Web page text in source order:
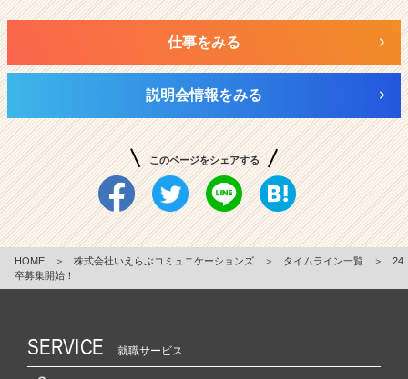
仕事をみる
説明会情報をみる
このページをシェアする
HOME ＞ 株式会社いえらぶコミュニケーションズ ＞ タイムライン一覧 ＞
24
卒募集開始！
SERVICE 就職サービス